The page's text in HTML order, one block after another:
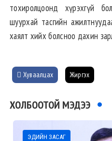
тохиролцоонд хүрэхгүй
шуурхай тасгийн
хаялт хийх болсноо дахин
Хуваалцах Жиргэх
ХОЛБООТОЙ МЭДЭЭ
ЭДИЙН ЗАСАГ